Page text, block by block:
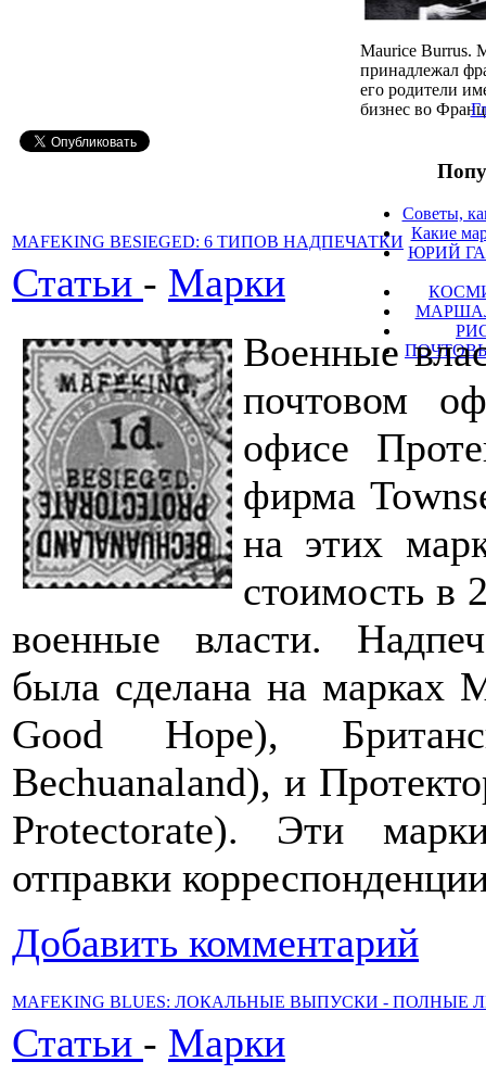
Maurice
принадлежал
его родители
бизнес во
Советы,
Какие
ЮРИЙ
MAFEKING BESIEGED: 6 ТИПОВ НАДПЕЧАТКИ
Статьи - Марки
Военные
почтовом
офисе
фирма
на этих
стоимость в
военные власти.
была сделана на
Good Hope),
Bechuanaland), и
Protectorate). Эти
отправки
Добавить комментарий
MAFEKING BLUES: ЛОКАЛЬНЫЕ ВЫПУСКИ - ПОЛНЫЕ
Статьи - Марки